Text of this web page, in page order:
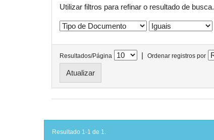
Utilizar filtros para refinar o resultado de busca.
Resultados/Página | Ordenar registros por
Resultado 1-1 de 1.